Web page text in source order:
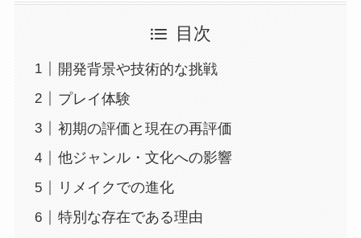
目次
開発背景や技術的な挑戦
プレイ体験
初期の評価と現在の再評価
他ジャンル・文化への影響
リメイクでの進化
特別な存在である理由